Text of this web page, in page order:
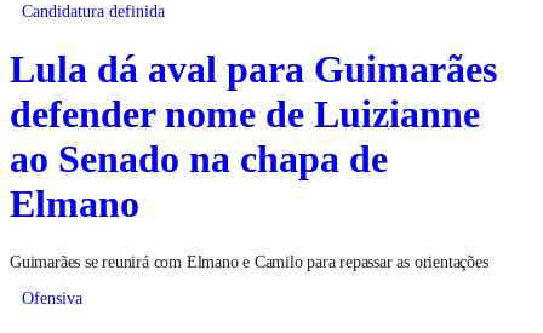
Candidatura definida
Lula dá aval para Guimarães
defender nome de Luizianne
ao Senado na chapa de
Elmano
Guimarães se reunirá com Elmano e Camilo para repassar as orientações
Ofensiva